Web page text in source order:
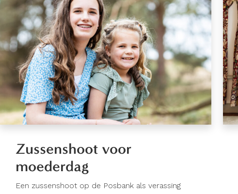
Zussenshoot voor
moederdag
Een zussenshoot op de Posbank als verassing